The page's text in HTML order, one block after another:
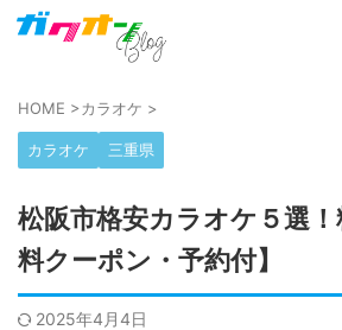
HOME >カラオケ >
カラオケ 三重県
松阪市格安カラオケ５選
料クーポン・予約付】
2025年4月4日